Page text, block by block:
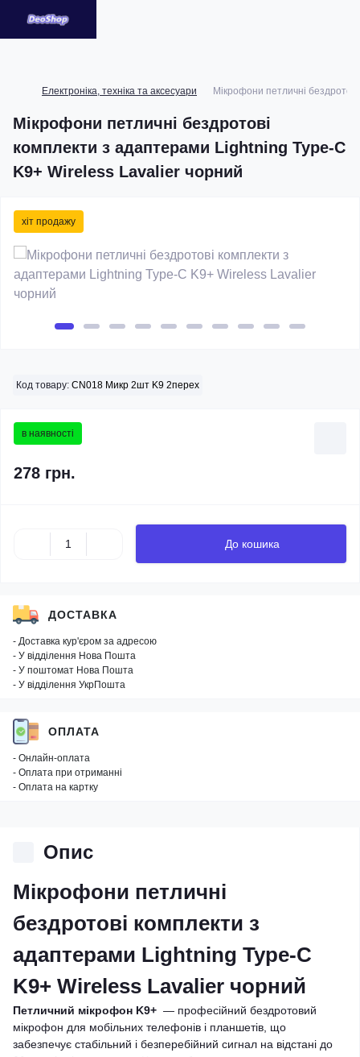
Електроніка, техніка та аксесуари Мікрофони петличні
Мікрофони петличні бездротові
комплекти з адаптерами Lightning Type-C
K9+ Wireless Lavalier чорний
хіт продажу
Код товару: CN018 Микр 2шт K9 2перех
в наявності
278 грн.
До кошика
ДОСТАВКА
- Доставка кур'єром за адресою
- У відділення Нова Пошта
- У поштомат Нова Пошта
- У відділення УкрПошта
ОПЛАТА
- Онлайн-оплата
- Оплата при отриманні
- Оплата на картку
Опис
Мікрофони петличні
бездротові комплекти з
адаптерами Lightning Type-C
K9+ Wireless Lavalier чорний
Петличний мікрофон K9+ — професійний бездротовий
мікрофон для мобільних телефонів і планшетів, що
забезпечує стабільний і безперебійний сигнал на відстані до